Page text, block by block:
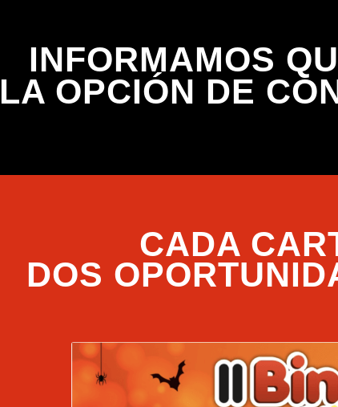
INFORMAMOS
LA OPCIÓN DE
CADA
DOS